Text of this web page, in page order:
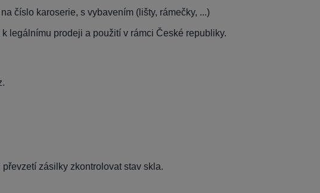
číslo karoserie, s vybavením (lišty, rámečky, ...)
legálnímu prodeji a použití v rámci České republiky.
zásilky zkontrolovat stav skla.